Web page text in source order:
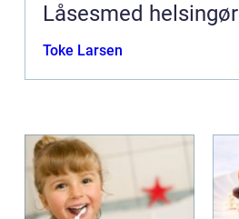
Låsesmed helsingør
Toke Larsen